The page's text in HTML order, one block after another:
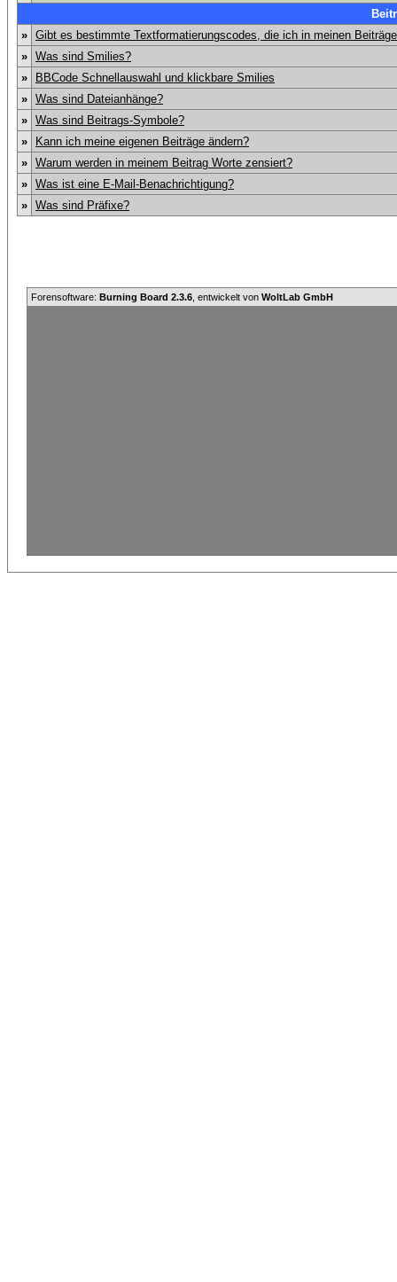
» Gibt es bestimmte Textformatierungscodes, die ich in meinen
» Was sind Smilies?
»
BBCode Schnellauswahl und klickbare Smilies
» Was sind Dateianhänge?
» Was sind Beitrags-Symbole?
»
Kann ich meine eigenen Beiträge ändern?
» Warum werden in meinem Beitrag Worte zensiert?
» Was ist eine E-Mail-Benachrichtigung?
» Was sind Präfixe?
Forensoftware: Burning Board 2.3.6 , entwickelt von WoltLab GmbH